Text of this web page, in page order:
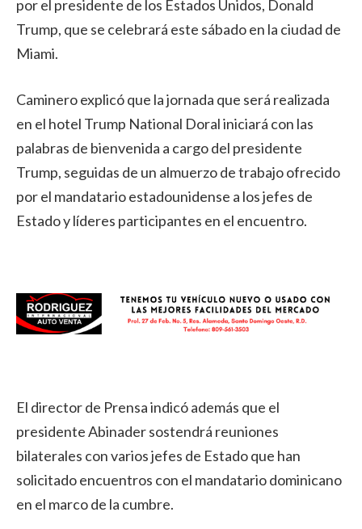
por el presidente de los Estados Unidos, Donald
Trump, que se celebrará este sábado en la ciudad de
Miami.
Caminero explicó que la jornada que será realizada
en el hotel Trump National Doral iniciará con las
palabras de bienvenida a cargo del presidente
Trump, seguidas de un almuerzo de trabajo ofrecido
por el mandatario estadounidense a los jefes de
Estado y líderes participantes en el encuentro.
El director de Prensa indicó además que el
presidente Abinader sostendrá reuniones
bilaterales con varios jefes de Estado que han
solicitado encuentros con el mandatario dominicano
en el marco de la cumbre.